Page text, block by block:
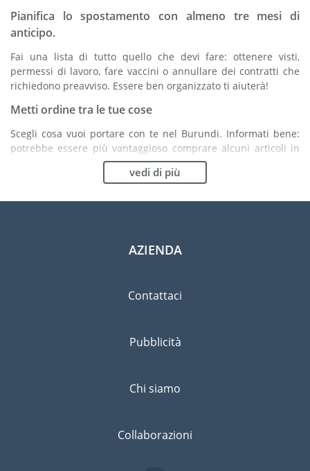
Pianifica lo spostamento con almeno tre mesi di
anticipo.
Fai una lista di tutto quello che devi fare: ottenere visti,
permessi di lavoro, fare vaccini o annullare dei contratti che
richiedono preavviso. Essere ben organizzato ti aiuterà!
Metti ordine tra le tue cose
Scegli cosa vuoi portare con te nel Burundi. Informati bene:
potrebbe essere più vantaggioso comprare alcuni articoli in
Scegli la compagnia di traslochi più adatta ad
organizzare il tuo trasferimento nel Burundi
Eliminare il rischio non è possibile quindi un'assicurazione
vedi di più
AZIENDA
Contattaci
Pubblicità
Chi siamo
Collaborazioni